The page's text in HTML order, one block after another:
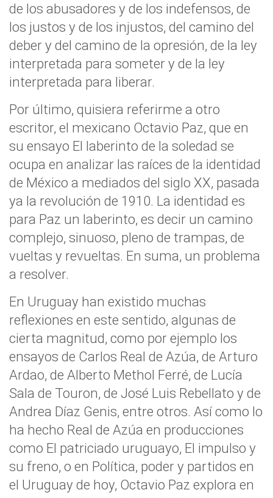
de los abusadores y de los indefensos, de
los justos y de los injustos, del camino del
deber y del camino de la opresión, de la ley
interpretada para someter y de la ley
interpretada para liberar.
Por último, quisiera referirme a otro
escritor, el mexicano Octavio Paz, que en
su ensayo El laberinto de la soledad se
ocupa en analizar las raíces de la identidad
de México a mediados del siglo XX, pasada
ya la revolución de 1910. La identidad es
para Paz un laberinto, es decir un camino
complejo, sinuoso, pleno de trampas, de
vueltas y revueltas. En suma, un problema
a resolver.
En Uruguay han existido muchas
reflexiones en este sentido, algunas de
cierta magnitud, como por ejemplo los
ensayos de Carlos Real de Azúa, de Arturo
Ardao, de Alberto Methol Ferré, de Lucía
Sala de Touron, de José Luis Rebellato y de
Andrea Díaz Genis, entre otros. Así como lo
ha hecho Real de Azúa en producciones
como El patriciado uruguayo, El impulso y
su freno, o en Política, poder y partidos en
el Uruguay de hoy, Octavio Paz explora en